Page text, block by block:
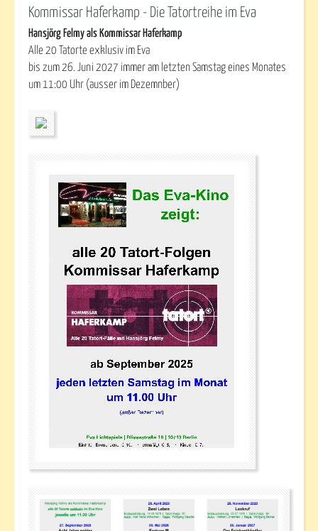
Kommissar Haferkamp - Die Tatortreihe im Eva
Hansjörg Felmy als Kommissar Haferkamp
Alle 20 Tatorte exklusiv im Eva
bis zum 26. Juni 2027 immer am letzten Samstag eines Monates
um 11:00 Uhr (ausser im Dezemnber)